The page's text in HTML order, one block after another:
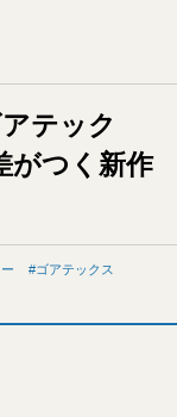
テック
がつく新作
ゴアテックス